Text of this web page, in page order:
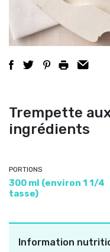
Trempette
ingrédients
PORTIONS
300 ml (environ 1 1/4
tasse)
Information